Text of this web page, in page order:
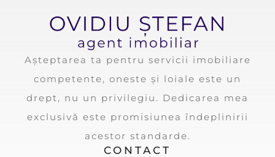
Așteptarea ta pentru servicii imobiliare
competente, oneste și loiale este un
drept, nu un privilegiu. Dedicarea mea
exclusivă este promisiunea îndeplinirii
acestor standarde.
CONTACT